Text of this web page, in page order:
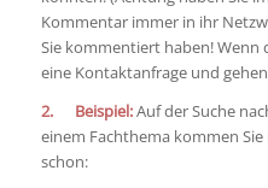
Kommentar immer in ihr
Sie kommentiert haben! Wenn
eine Kontaktanfrage und
2. Beispiel:Auf der Suche
einem Fachthema kommen
schon: